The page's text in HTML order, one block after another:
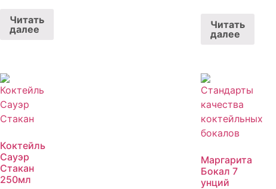
Читать
далее
Читать
далее
Коктейль
Сауэр
Стакан
250мл
Маргарита
Бокал 7
унций